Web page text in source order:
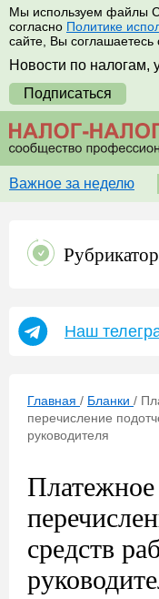
Мы используем файлы
согласно Политике
сайте, Вы соглашаетесь
Новости по налогам,
Подписаться
Важное за неделю
Рубрикатор
Наш
Главная / Бланки /
перечисление
руководителя
средств